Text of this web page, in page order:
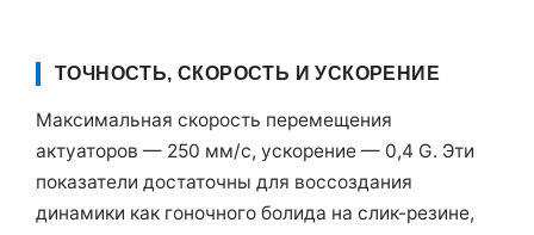
ТОЧНОСТЬ, СКОРОСТЬ И УСКОРЕНИЕ
Максимальная скорость перемещения
актуаторов — 250 мм/с, ускорение — 0,4 G. Эти
показатели достаточны для воссоздания
динамики как гоночного болида на слик-резине,